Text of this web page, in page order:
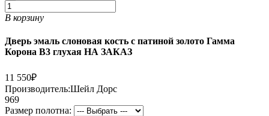
В корзину
Дверь эмаль слоновая кость с патиной золото Гамма
Корона В3 глухая НА ЗАКАЗ
11 550₽
Производитель:Шейл Дорс
969
Размер полотна: